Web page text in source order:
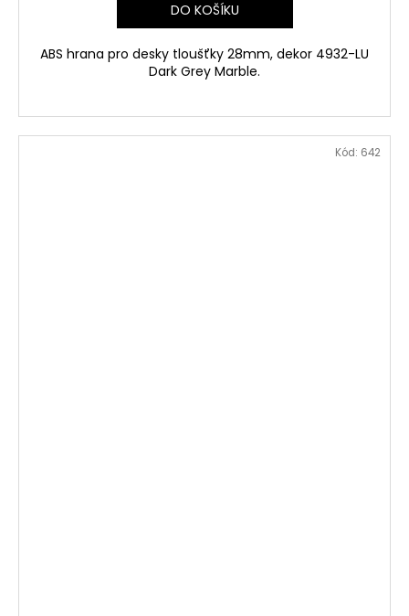
DO KOŠÍKU
ABS hrana pro desky tloušťky 28mm, dekor 4932-LU
Dark Grey Marble.
Kód: 642